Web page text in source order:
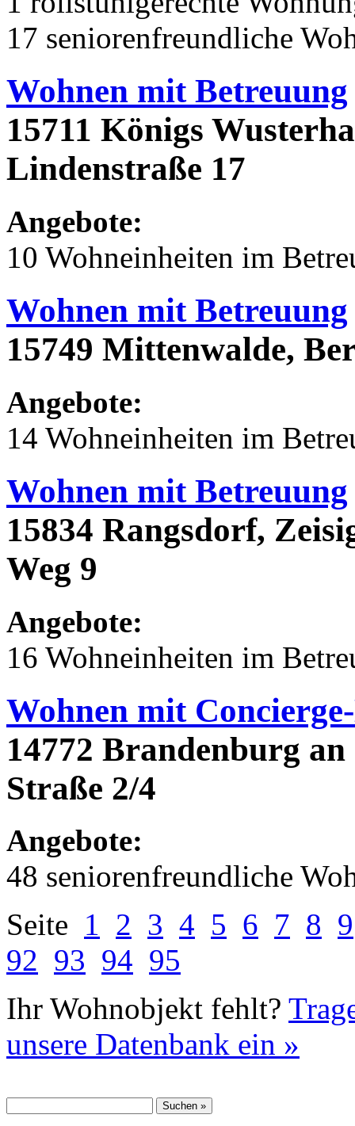
17 seniorenfreundliche
Wohnen mit Betreuung
15711 Königs
Lindenstraße 17
Angebote:
10 Wohneinheiten im
Wohnen mit Betreuung
15749 Mittenwalde,
Angebote:
14 Wohneinheiten im
Wohnen mit Betreuung
15834 Rangsdorf,
Weg 9
Angebote:
16 Wohneinheiten im
Wohnen mit
14772 Brandenburg
Straße 2/4
Angebote:
48 seniorenfreundliche
Seite 1 2 3 4 5 6 7 8 9
92 93 94 95
Ihr Wohnobjekt fehlt?
unsere Datenbank ein »